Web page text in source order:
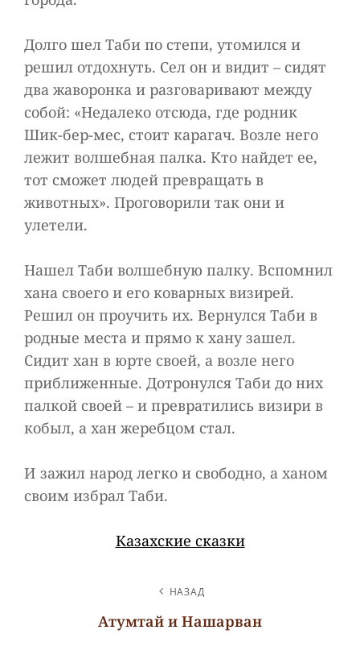
Долго шел Таби по степи, утомился и
решил отдохнуть. Сел он и видит – сидят
два жаворонка и разговаривают между
собой: «Недалеко отсюда, где родник
Шик-бер-мес, стоит карагач. Возле него
лежит волшебная палка. Кто найдет ее,
тот сможет людей превращать в
животных». Проговорили так они и
улетели.
Нашел Таби волшебную палку. Вспомнил
хана своего и его коварных визирей.
Решил он проучить их. Вернулся Таби в
родные места и прямо к хану зашел.
Сидит хан в юрте своей, а возле него
приближенные. Дотронулся Таби до них
палкой своей – и превратились визири в
кобыл, а хан жеребцом стал.
И зажил народ легко и свободно, а ханом
своим избрал Таби.
Казахские сказки
НАЗАД
Атумтай и Нашарван